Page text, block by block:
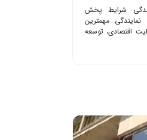
شرایط پخش
مهمترین
اقتصادی، توسعه